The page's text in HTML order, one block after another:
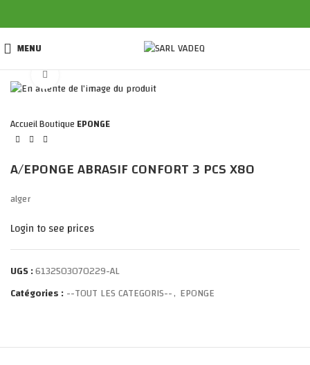
MENU
Click to enlarge
AccueilBoutique EPONGE
A/EPONGE ABRASIF CONFORT 3 PCS X80
alger
Login to see prices
UGS :6132503070229-AL
Catégories :--TOUT LES CATEGORIS--, EPONGE